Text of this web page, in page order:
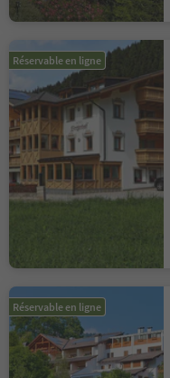
Réservable en ligne
Réservable en ligne